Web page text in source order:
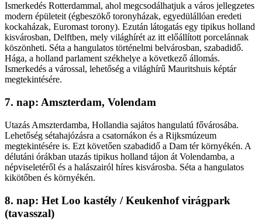
Ismerkedés Rotterdammal, ahol megcsodálhatjuk a város jellegzetes
modern épületeit (égbeszökő toronyházak, egyedülállóan eredeti
kockaházak, Euromast torony). Ezután látogatás egy tipikus holland
kisvárosban, Delftben, mely világhírét az itt előállított porcelánnak
köszönheti. Séta a hangulatos történelmi belvárosban, szabadidő.
Hága, a holland parlament székhelye a következő állomás.
Ismerkedés a várossal, lehetőség a világhírű Mauritshuis képtár
megtekintésére.
7. nap: Amszterdam, Volendam
Utazás Amszterdamba, Hollandia sajátos hangulatú fővárosába.
Lehetőség sétahajózásra a csatornákon és a Rijksmúzeum
megtekintésére is. Ezt követően szabadidő a Dam tér környékén. A
délutáni órákban utazás tipikus holland tájon át Volendamba, a
népviseletéről és a halászairól híres kisvárosba. Séta a hangulatos
kikötőben és környékén.
8. nap: Het Loo kastély / Keukenhof virágpark
(tavasszal)